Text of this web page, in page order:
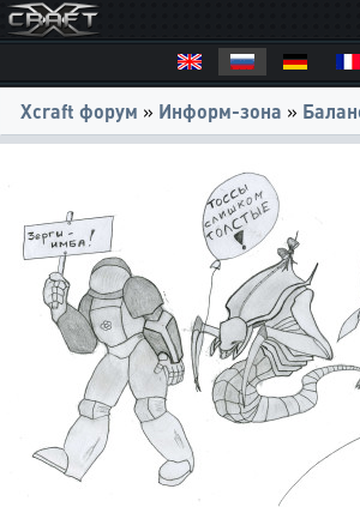
Xcraft форум » Информ-зона »